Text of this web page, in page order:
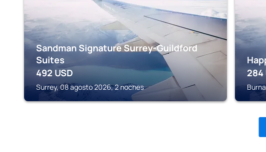
Sandman Signature Surrey-Guildford
Suites
492 USD
Surrey, 08 agosto 2026, 2 noches
284